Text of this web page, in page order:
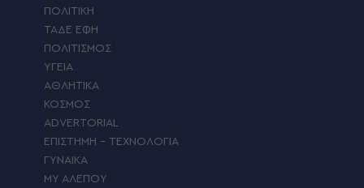
ΠΟΛΙΤΙΚΗ
ΤΑΔΕ ΕΦΗ
ΠΟΛΙΤΙΣΜΟΣ
ΥΓΕΙΑ
ΑΘΛΗΤΙΚΑ
ΚΟΣΜΟΣ
ADVERTORIAL
ΕΠΙΣΤΗΜΗ – ΤΕΧΝΟΛΟΓΙΑ
ΓΥΝΑΙΚΑ
MY ΑΛΕΠΟΥ